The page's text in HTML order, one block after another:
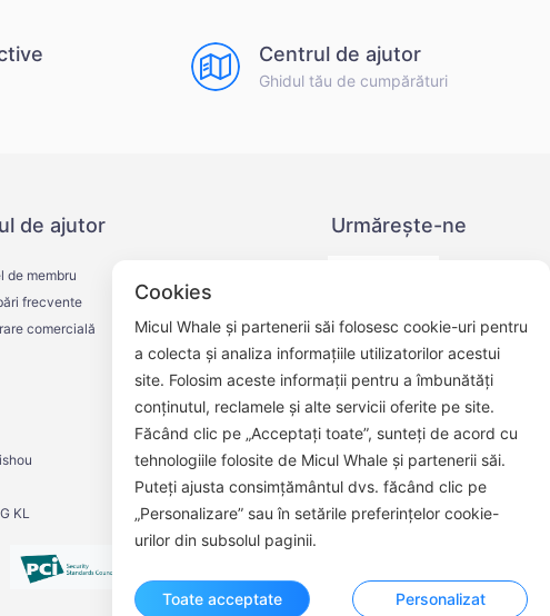
Centrul de ajutor
Ghidul tău de cumpărături
de ajutor
de membru
frecvente
comercială
Urmărește-ne
Cont oficial de WeChat
KL
Cookies
Micul Whale și partenerii săi folosesc cookie-uri pentru
a colecta și analiza informațiile utilizatorilor acestui
site. Folosim aceste informații pentru a îmbunătăți
conținutul, reclamele și alte servicii oferite pe site.
Făcând clic pe „Acceptați toate”, sunteți de acord cu
tehnologiile folosite de Micul Whale și partenerii săi.
Puteți ajusta consimțământul dvs. făcând clic pe
„Personalizare” sau în setările preferințelor cookie-
urilor din subsolul paginii.
Toate acceptate Personalizat